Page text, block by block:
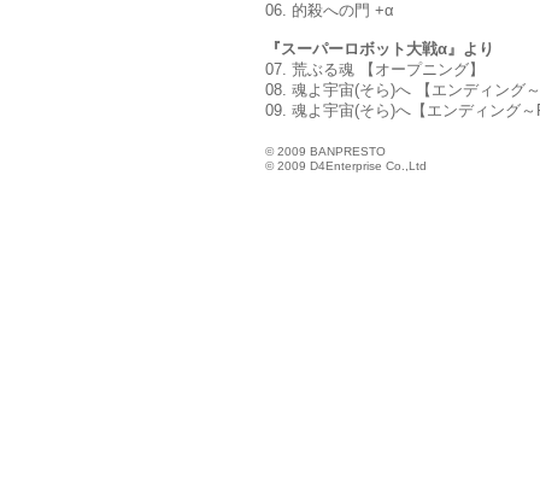
06. 的殺への門 +α
『スーパーロボット大戦α』より
07. 荒ぶる魂 【オープニング】
08. 魂よ宇宙(そら)へ 【エンディング
09. 魂よ宇宙(そら)へ【エンディング
© 2009 BANPRESTO
© 2009 D4Enterprise Co.,Ltd